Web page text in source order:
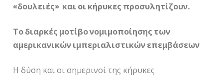
«δουλειές» και οι κήρυκες προσυλητίζουν.
Το διαρκές μοτίβο νομιμοποίησης των
αμερικανικών ιμπεριαλιστικών επεμβάσεων
Η δύση και οι σημερινοί της κήρυκες